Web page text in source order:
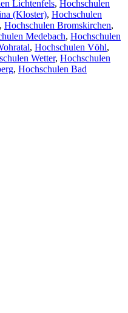
Lichtenfels, Hochschulen
(Kloster), Hochschulen
, Hochschulen Bromskirchen,
Medebach, Hochschulen
, Hochschulen Vöhl,
Wetter, Hochschulen
, Hochschulen Bad